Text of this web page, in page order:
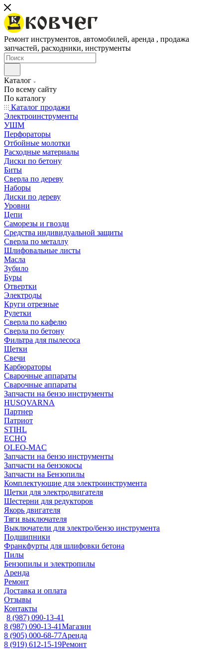
Ремонт инструментов, автомобилей, аренда , продажа
запчастей, расходники, инструменты
Каталог
По всему сайту
По каталогу
Каталог продажи
Электроинструменты
УШМ
Перфораторы
Отбойные молотки
Расходные материалы
Диски по бетону
Биты
Сверла по дереву
Наборы
Диски по дереву
Уровни
Цепи
Саморезы и гвозди
Средства индивидуальной защиты
Сверла по металлу
Шлифовальные листы
Масла
Зубило
Буры
Отвертки
Электроды
Круги отрезные
Рулетки
Сверла по кафелю
Сверла по бетону
Фильтра для пылесоса
Щетки
Свечи
Карбюраторы
Сварочные аппараты
Сварочные аппараты
Запчасти на бензо инструменты
HUSQVARNA
Партнер
Патриот
STIHL
ECHO
OLEO-MAC
Запчасти на бензо инструменты
Запчасти на бензокосы
Запчасти на Бензопилы
Комплектующие для электроинструмента
Щетки для электродвигателя
Шестерни для редукторов
Якорь двигателя
Тяги выключателя
Выключатели для электро/бензо инструмента
Подшипники
Франкфурты для шлифовки бетона
Пилы
Бензопилы и электропилы
Аренда
Ремонт
Доставка и оплата
Отзывы
Контакты
8 (987) 090-13-41
8 (987) 090-13-41Магазин
8 (905) 000-68-77Аренда
8 (919) 612-15-19Ремонт